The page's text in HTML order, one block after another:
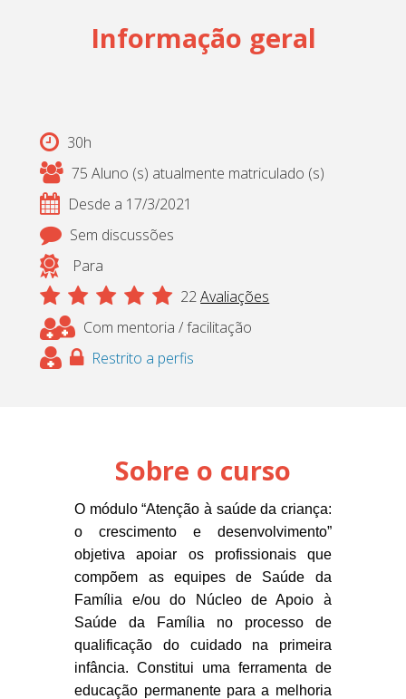
Cadastrar
Informação geral
30h
75 Aluno (s) atualmente matriculado (s)
Desde a 17/3/2021
Sem discussões
Para
22Avaliações
Com mentoria / facilitação
Restrito a perfis
Sobre o curso
O módulo “Atenção à saúde da criança:
o crescimento e desenvolvimento”
objetiva apoiar os profissionais que
compõem as equipes de Saúde da
Família e/ou do Núcleo de Apoio à
Saúde da Família no processo de
qualificação do cuidado na primeira
infância. Constitui uma ferramenta de
educação permanente para a melhoria